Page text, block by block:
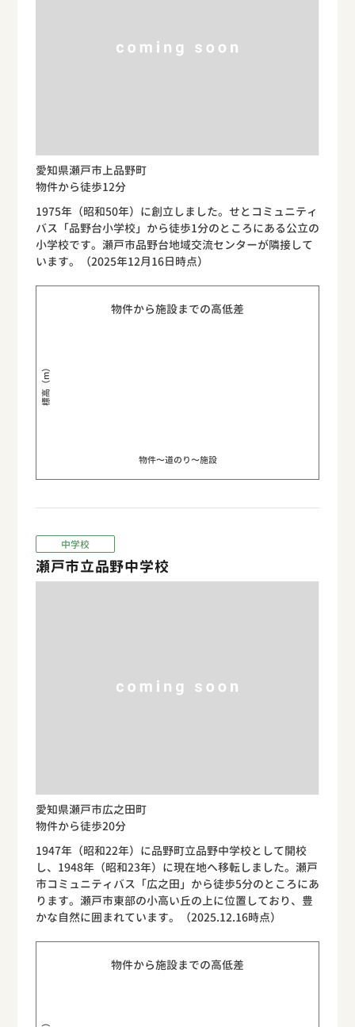
愛知県瀬戸市上品野町
物件から徒歩12分
1975年（昭和50年）に創立しました。せとコミュニティ
バス「品野台小学校」から徒歩1分のところにある公立の
小学校です。瀬戸市品野台地域交流センターが隣接して
います。（2025年12月16日時点）
物件から施設までの高低差
標高（m）
物件〜道のり〜施設
中学校
瀬戸市立品野中学校
愛知県瀬戸市広之田町
物件から徒歩20分
1947年（昭和22年）に品野町立品野中学校として開校
し、1948年（昭和23年）に現在地へ移転しました。瀬戸
市コミュニティバス「広之田」から徒歩5分のところにあ
ります。瀬戸市東部の小高い丘の上に位置しており、豊
かな自然に囲まれています。（2025.12.16時点）
物件から施設までの高低差